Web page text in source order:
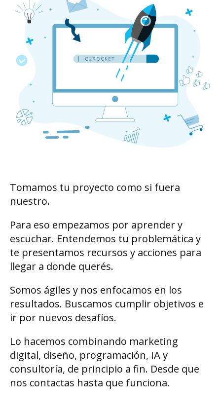
Tomamos tu proyecto como si fuera
nuestro.
Para eso empezamos por aprender y
escuchar. Entendemos tu problemática y
te presentamos recursos y acciones para
llegar a donde querés.
Somos ágiles y nos enfocamos en los
resultados. Buscamos cumplir objetivos e
ir por nuevos desafíos.
Lo hacemos combinando marketing
digital, diseño, programación, IA y
consultoría, de principio a fin. Desde que
nos contactas hasta que funciona.